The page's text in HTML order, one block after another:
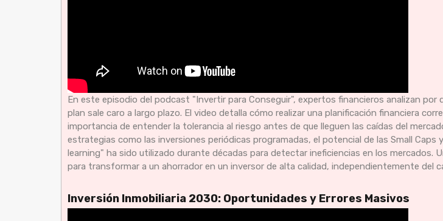
En este episodio del podcast "Invertir para Conseguir", expertos financieros analizan por
plan sale caro a largo plazo. El video detalla cómo realizar una planificación financiera
importancia de entender la tolerancia al riesgo antes de que lleguen las caídas del
estrategias como las inversiones periódicas programadas, el potencial de las Small Caps
learning" ha sido utilizado durante décadas para detectar ineficiencias en los mercados.
para transformar a un ahorrador en un inversor de alta calidad, independientemente del
Inversión Inmobiliaria 2030: Oportunidades y Errores Masivos